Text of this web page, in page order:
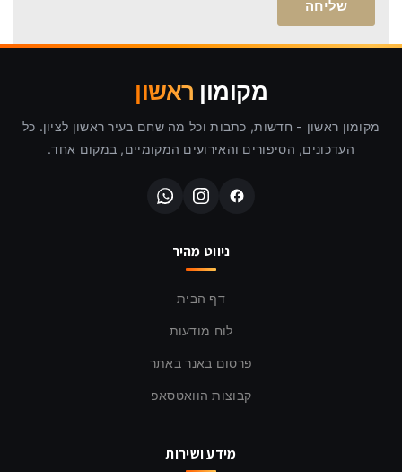
מקומון ראשון
מקומון ראשון - חדשות, כתבות וכל מה שחם בעיר ראשון לציון. כל
העדכונים, הסיפורים והאירועים המקומיים, במקום אחד.
ניווט מהיר
דף הבית
לוח מודעות
פרסום באנר באתר
קבוצות הוואטסאפ
מידע ושירות